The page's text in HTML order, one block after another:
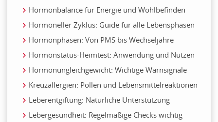
Hormonbalance für Energie und Wohlbefinden
Hormoneller Zyklus: Guide für alle Lebensphasen
Hormonphasen: Von PMS bis Wechseljahre
Hormonstatus-Heimtest: Anwendung und Nutzen
Hormonungleichgewicht: Wichtige Warnsignale
Kreuzallergien: Pollen und Lebensmittelreaktionen
Leberentgiftung: Natürliche Unterstützung
Lebergesundheit: Regelmäßige Checks wichtig